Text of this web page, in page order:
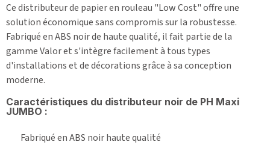
Ce distributeur de papier en rouleau "Low Cost" offre une
solution économique sans compromis sur la robustesse.
Fabriqué en ABS noir de haute qualité, il fait partie de la
gamme Valor et s'intègre facilement à tous types
d'installations et de décorations grâce à sa conception
moderne.
Caractéristiques du distributeur noir de PH Maxi
JUMBO :
Fabriqué en ABS noir haute qualité